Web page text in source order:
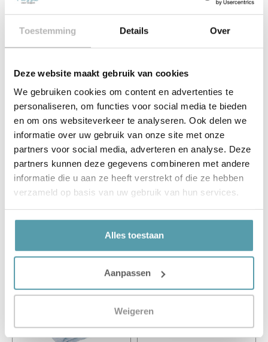
Toestemming Details Over
Deze website maakt gebruik van cookies
We gebruiken cookies om content en advertenties te
personaliseren, om functies voor social media te bieden
en om ons websiteverkeer te analyseren. Ook delen we
informatie over uw gebruik van onze site met onze
partners voor social media, adverteren en analyse. Deze
partners kunnen deze gegevens combineren met andere
informatie die u aan ze heeft verstrekt of die ze hebben
verzameld op basis van uw gebruik van hun services.
Alles toestaan
Aanpassen
Weigeren
Eenvoudig online te bestellen of kom langs voor
deskundig advies
Korte productbeschrijving
Product details
Gerelateerde producten